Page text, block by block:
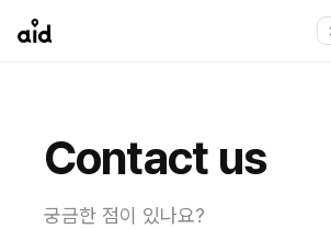
Contact us
궁금한 점이 있나요?